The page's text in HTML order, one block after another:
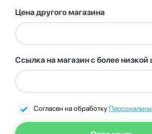
Цена другого магазина
Ссылка на магазин с более низкой
Согласен на обработку